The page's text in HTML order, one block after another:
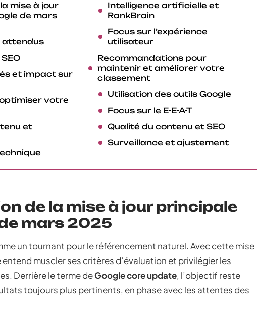
mise à jour
de mars
attendus
et impact sur
votre
et
Intelligence artificielle et
RankBrain
Focus sur l’expérience
utilisateur
Recommandations pour
maintenir et améliorer votre
classement
Utilisation des outils Google
Focus sur le E-E-A-T
Qualité du contenu et SEO
Surveillance et ajustement
de la mise à jour principale
mars 2025
un tournant pour le référencement naturel. Avec cette mise
muscler ses critères d’évaluation et privilégier les
Derrière le terme deGoogle core update, l’objectif reste
toujours plus pertinents, en phase avec les attentes des